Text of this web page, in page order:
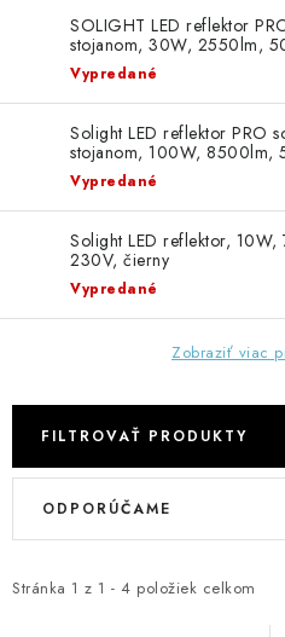
ELEKTROINŠTALAČNÝ
GADGETY, DARČEKY
OSVETLENIE
PC A NOTEBOOKY
TELEFÓNY, TABLETY, GSM
NEZARADENÉ
KONTAKTY
Doprava a platba
SOLIGHT LED reflektor
stojanom, 30W, 2550lm,
zástrčkou, IP65
Vypredané
Solight LED reflektor PRO
stojanom, 100W, 8500lm,
zástrčkou, IP65
Vypredané
Solight LED reflektor,
230V, čierny
Vypredané
Zobraziť viac
FILTROVAŤ PRODUKTY
V
i
Stránka 1 z 1 - 4 položiek celkom
R
e
ODPORÚČAME